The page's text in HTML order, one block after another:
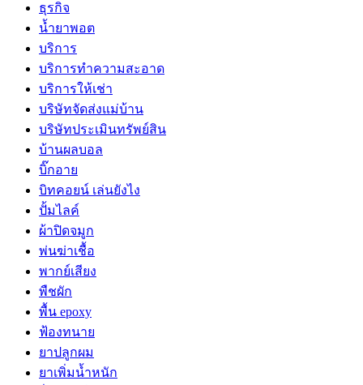
ธุรกิจ
น้ำยาพอต
บริการ
บริการทำความสะอาด
บริการให้เช่า
บริษัทจัดส่งแม่บ้าน
บริษัทประเมินทรัพย์สิน
บ้านผลบอล
บิ๊กอาย
บิทคอยน์ เล่นยังไง
ปั้มไลค์
ผ้าปิดจมูก
พ่นฆ่าเชื้อ
พากย์เสียง
พืชผัก
พื้น epoxy
ฟ้องทนาย
ยาปลูกผม
ยาเพิ่มน้ำหนัก